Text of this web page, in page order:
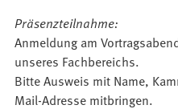
Präsenzteilnahme:
Anmeldung am
unseres Fachbereichs.
Bitte Ausweis mit Name,
Mail-Adresse mitbringen.